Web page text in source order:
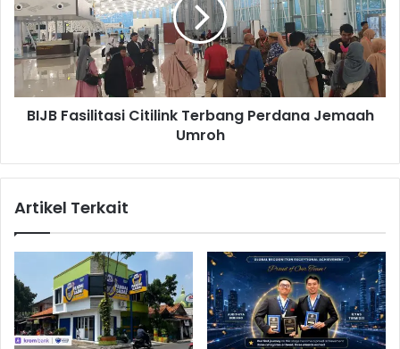
e
n
g
a
a
a
n
L
a
F
a
s
l
C
l
n
k
BIJB Fasilitasi Citilink Terbang Perdana Jemaah
Umroh
Artikel Terkait